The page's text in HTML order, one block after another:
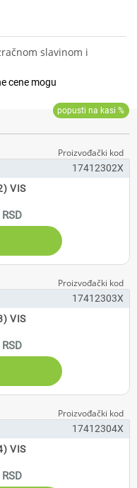
slavinom i
17412302X
VIS
17412303X
VIS
17412304X
VIS